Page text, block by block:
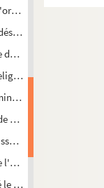
et practique de
par la Bibliothèque
discours en
à messieurs
de l'avenue et
de bibliographie et
de Montbéliard
de Son
onze février 1772 par